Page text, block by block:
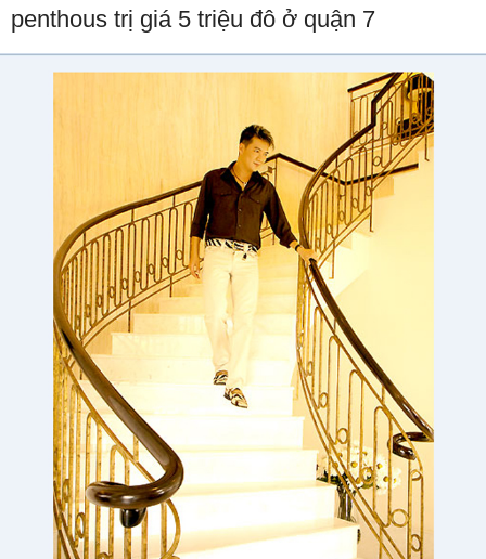
penthous trị giá 5 triệu đô ở quận 7